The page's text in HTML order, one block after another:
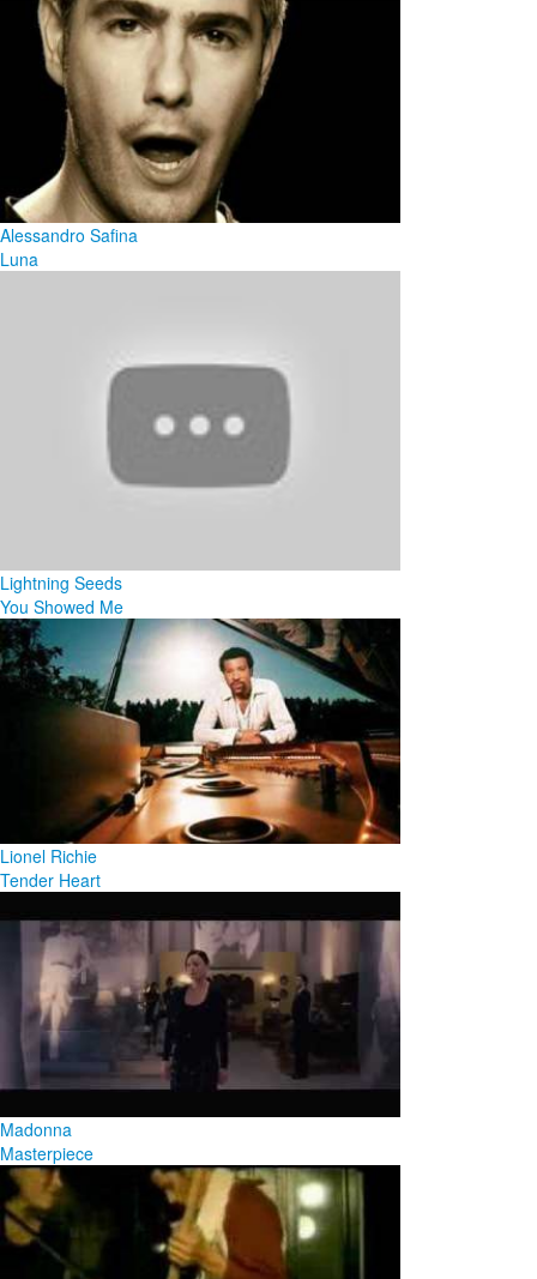
Alessandro Safina
Luna
Lightning Seeds
You Showed Me
Lionel Richie
Tender Heart
Madonna
Masterpiece